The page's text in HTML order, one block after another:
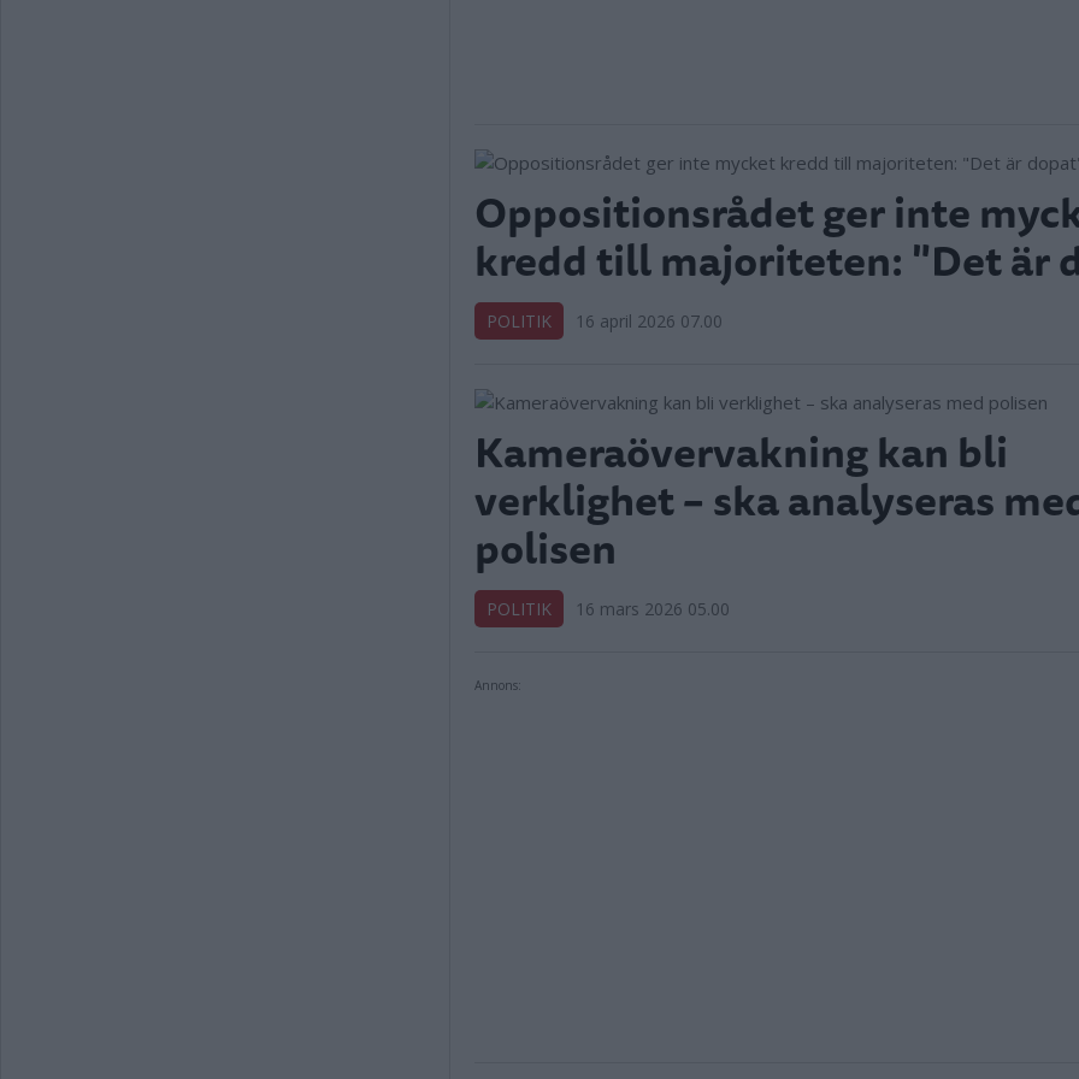
Oppositionsrådet ger inte
kredd till majoriteten: "Det är
POLITIK 16 april 2026 07.00
Kameraövervakning kan bli
verklighet – ska analyseras
polisen
POLITIK 16 mars 2026 05.00
Annons: